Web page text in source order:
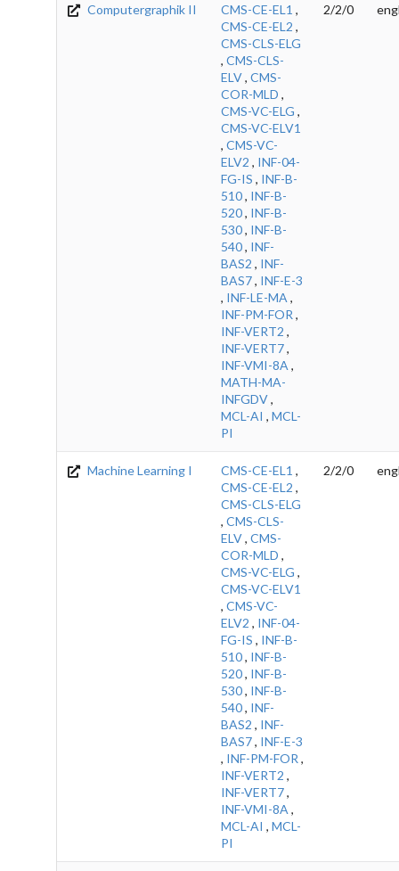
Computergraphik II CMS-CE-EL1 ,
CMS-CE-EL2 ,
CMS-CLS-ELG
, CMS-CLS-
ELV, CMS-
COR-MLD ,
CMS-VC-ELG ,
CMS-VC-ELV1
, CMS-VC-
ELV2 , INF-04-
FG-IS , INF-B-
510, INF-B-
520, INF-B-
530, INF-B-
540, INF-
BAS2 , INF-
BAS7, INF-E-3
, INF-LE-MA ,
INF-PM-FOR ,
INF-VERT2 ,
INF-VERT7,
INF-VMI-8A ,
MATH-MA-
INFGDV,
MCL-AI , MCL-
PI
2/2/0
Machine Learning I CMS-CE-EL1 ,
CMS-CE-EL2 ,
CMS-CLS-ELG
, CMS-CLS-
ELV, CMS-
COR-MLD ,
CMS-VC-ELG ,
CMS-VC-ELV1
, CMS-VC-
ELV2 , INF-04-
FG-IS , INF-B-
510, INF-B-
520, INF-B-
530, INF-B-
540, INF-
BAS2 , INF-
BAS7, INF-E-3
, INF-PM-FOR ,
INF-VERT2 ,
INF-VERT7,
INF-VMI-8A ,
MCL-AI , MCL-
PI
2/2/0